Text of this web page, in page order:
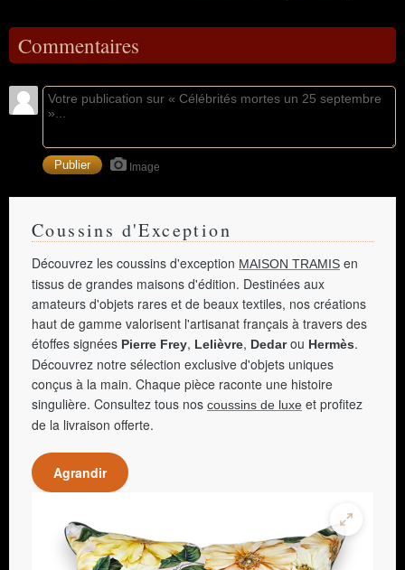
Commentaires
Image
Coussins d'Exception
Découvrez les coussins d'exception MAISON TRAMIS en
tissus de grandes maisons d'édition. Destinées aux
amateurs d'objets rares et de beaux textiles, nos créations
haut de gamme valorisent l'artisanat français à travers des
étoffes signées Pierre Frey, Lelièvre, Dedarou Hermès.
Découvrez notre sélection exclusive d'objets uniques
conçus à la main. Chaque pièce raconte une histoire
singulière. Consultez tous nos coussins de luxe et profitez
de la livraison offerte.
Agrandir